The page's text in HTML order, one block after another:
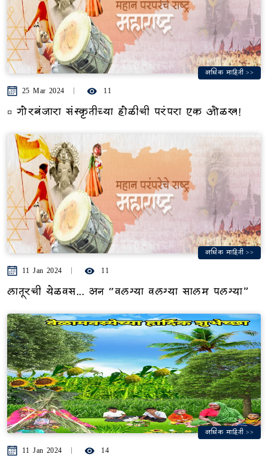
अधिक माहिती >>
25 Mar 2024 11
¤ गोरबंजारा संस्कृतीच्या होळीची परंपरा एक ओळख!
अधिक माहिती >>
11 Jan 2024 11
लातूरची येळवस... अन “वलग्या वलग्या सालम पलग्या”
अधिक माहिती >>
11 Jan 2024 14